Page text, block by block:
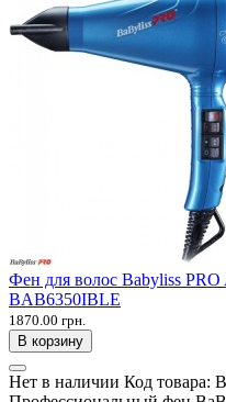
Фен для волос Babyliss
BAB6350IBLE
1870.00 грн.
В корзину
Нет в наличии Код товара: